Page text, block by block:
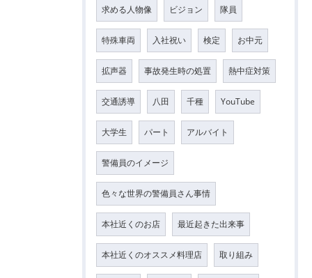
求める人物像 ビジョン 隊員
特殊車両 入社祝い 検定 お中元
拡声器 事故発生時の処置 熱中症対策
交通誘導 八田 千種 YouTube
大学生 パート アルバイト
警備員のイメージ
色々な世界の警備員さん事情
本社近くのお店 最近起きた出来事
本社近くのオススメ料理店 取り組み